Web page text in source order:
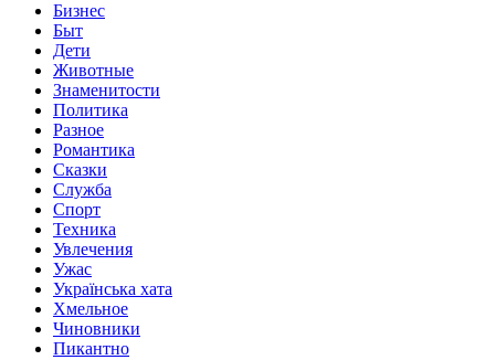
Бизнес
Быт
Дети
Животные
Знаменитости
Политика
Разное
Романтика
Сказки
Служба
Спорт
Техника
Увлечения
Ужас
Українська хата
Хмельное
Чиновники
Пикантно